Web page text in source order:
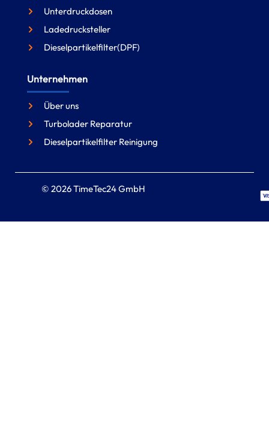
Unterdruckdosen
Ladedrucksteller
Dieselpartikelfilter(DPF)
Unternehmen
Über uns
Turbolader Reparatur
Dieselpartikelfilter Reinigung
© 2026 TimeTec24 GmbH